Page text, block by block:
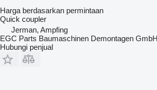
Harga berdasarkan permintaan
Quick coupler
Jerman, Ampfing
EGC Parts Baumaschinen Demontagen
Hubungi penjual